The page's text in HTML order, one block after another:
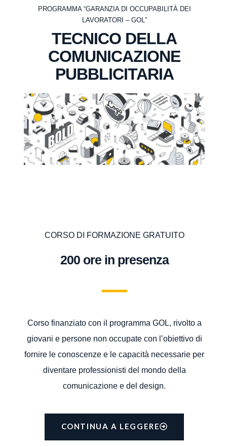
PROGRAMMA “GARANZIA DI OCCUPABILITÀ DEI
LAVORATORI – GOL”
TECNICO DELLA
COMUNICAZIONE
PUBBLICITARIA
CORSO DI FORMAZIONE GRATUITO
200 ore in presenza
Corso finanziato con il programma GOL, rivolto a
giovani e persone non occupate con l’obiettivo di
fornire le conoscenze e le capacità necessarie per
diventare professionisti del mondo della
comunicazione e del design.
CONTINUA A LEGGERE